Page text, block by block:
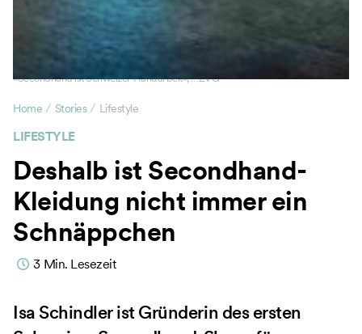
«Secondhand ist Schweizer Handarbeit», …ZVG
LIFESTYLE
Home / Stories / Lifestyle
Deshalb ist Secondhand-
Kleidung nicht immer ein
Schnäppchen
3 Min. Lesezeit
Isa Schindler ist Gründerin des ersten